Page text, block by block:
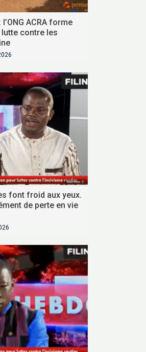
ACRA forme
lutte contre les
font froid aux yeux.
de perte en vie